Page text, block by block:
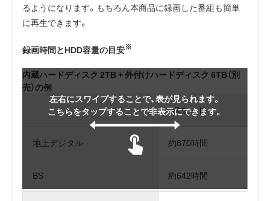
るようになります。もちろん本商品に録画した番組も簡単
に再生できます。
録画時間とHDD容量の目安※
左右にスワイプすることで、表が見られます。
こちらをタップすることで非表示にできます。
内蔵ハードディスク 2TB + 外付けハードディスク 6TB（別
売）の例
DRモード
地上デジタル 約870時間
BS 約642時間